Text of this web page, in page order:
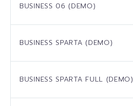
BUSINESS 06 (DEMO)
BUSINESS SPARTA (DEMO)
BUSINESS SPARTA FULL (DEMO)